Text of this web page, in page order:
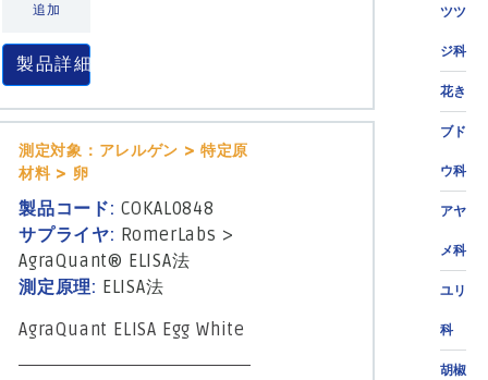
ツツ
ジ科
花き
ブド
ウ科
アヤ
メ科
ユリ
科
胡椒
追加
製品詳細
測定対象：アレルゲン > 特定原
材料 > 卵
製品コード: COKAL0848
サプライヤ: RomerLabs >
AgraQuant® ELISA法
測定原理: ELISA法
AgraQuant ELISA Egg White